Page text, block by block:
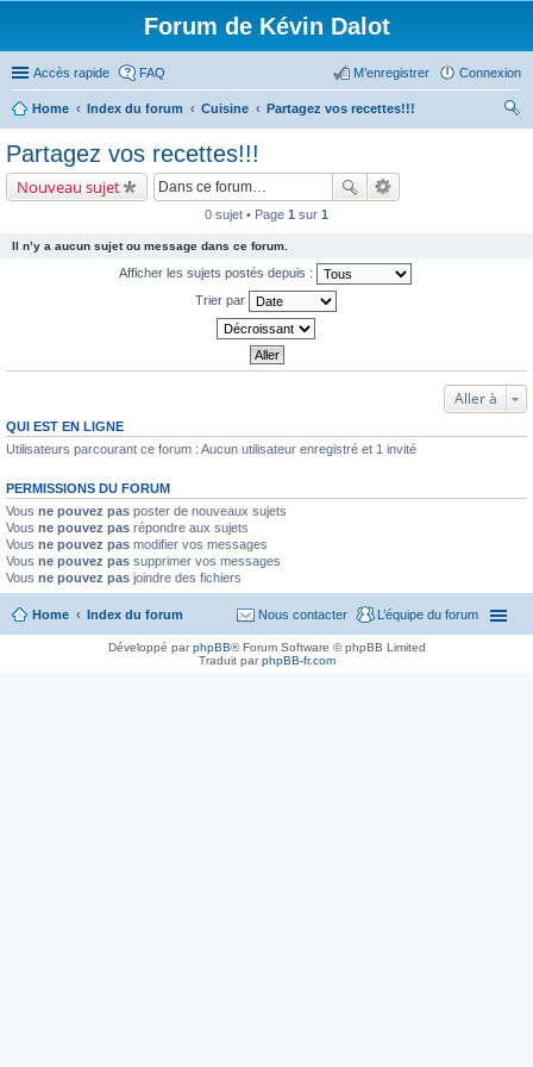
Forum de Kévin Dalot
Accès rapide FAQ Connexion
M’enregistrer
Home Index du forum Cuisine
Partagez vos recettes!!!
Partagez vos recettes!!!
Nouveau sujet
0 sujet • Page 1 sur 1
Il n’y a aucun sujet ou message dans ce forum.
Afficher les sujets postés depuis :
Trier par
Aller à
QUI EST EN LIGNE
Utilisateurs parcourant ce forum : Aucun utilisateur enregistré et 1 invité
PERMISSIONS DU FORUM
Vous ne pouvez pas poster de nouveaux sujets
Vous ne pouvez pas répondre aux sujets
Vous ne pouvez pas modifier vos messages
Vous ne pouvez pas supprimer vos messages
Vous ne pouvez pas joindre des fichiers
Home Index du forum L’équipe du forum
Nous contacter
Développé parphpBB® Forum Software © phpBB Limited
Traduit parphpBB-fr.com